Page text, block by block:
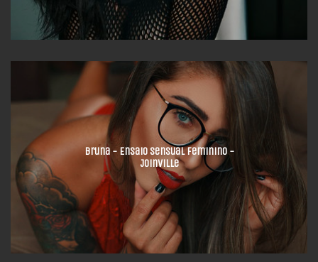
Bruna - Ensaio Sensual Feminino -
Joinville